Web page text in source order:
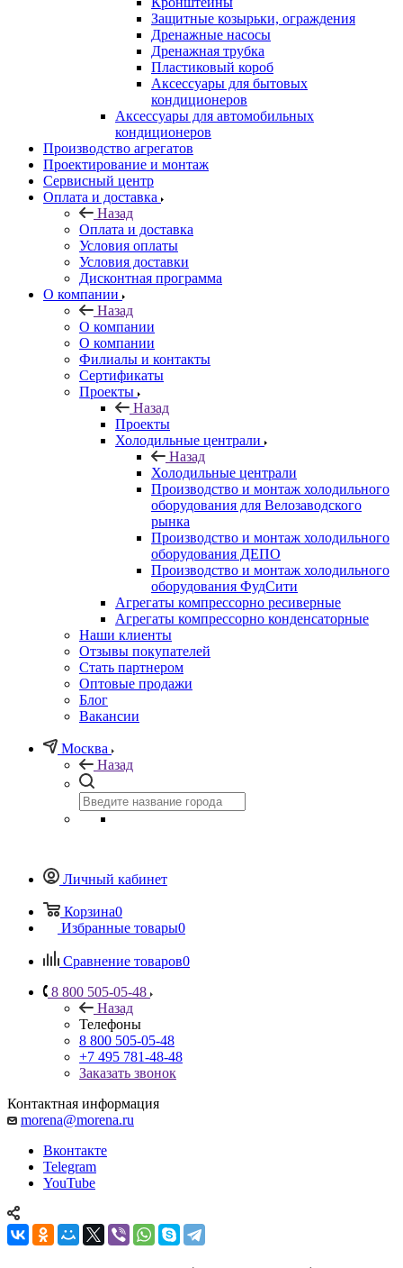
Защитные козырьки, ограждения
Дренажные насосы
Дренажная трубка
Пластиковый короб
Аксессуары для бытовых
кондиционеров
Аксессуары для автомобильных
кондиционеров
Производство агрегатов
Проектирование и монтаж
Сервисный центр
Оплата и доставка
Назад
Оплата и доставка
Условия оплаты
Условия доставки
Дисконтная программа
О компании
Назад
О компании
О компании
Филиалы и контакты
Сертификаты
Проекты
Назад
Проекты
Холодильные централи
Назад
Холодильные централи
Производство и монтаж холодильного
оборудования для Велозаводского
рынка
Производство и монтаж холодильного
оборудования ДЕПО
Производство и монтаж холодильного
оборудования ФудСити
Агрегаты компрессорно ресиверные
Агрегаты компрессорно конденсаторные
Наши клиенты
Отзывы покупателей
Стать партнером
Оптовые продажи
Блог
Вакансии
Москва
Назад
Личный кабинет
Корзина0
Избранные товары0
Сравнение товаров0
8 800 505-05-48
Назад
Телефоны
8 800 505-05-48
+7 495 781-48-48
Заказать звонок
Контактная информация
morena@morena.ru
Вконтакте
Telegram
YouTube